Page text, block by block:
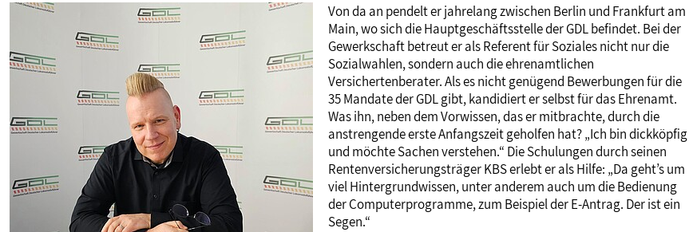
Von da an pendelt er jahrelang zwischen Berlin und Frankfurt am
Main, wo sich die Hauptgeschäftsstelle der GDL befindet. Bei der
Gewerkschaft betreut er als Referent für Soziales nicht nur die
Sozialwahlen, sondern auch die ehrenamtlichen
Versichertenberater. Als es nicht genügend Bewerbungen für die
35 Mandate der GDL gibt, kandidiert er selbst für das Ehrenamt.
Was ihn, neben dem Vorwissen, das er mitbrachte, durch die
anstrengende erste Anfangszeit geholfen hat? „Ich bin dickköpfig
und möchte Sachen verstehen.“ Die Schulungen durch seinen
Rentenversicherungsträger KBS erlebt er als Hilfe: „Da geht’s um
viel Hintergrundwissen, unter anderem auch um die Bedienung
der Computerprogramme, zum Beispiel der E-Antrag. Der ist ein
Segen.“